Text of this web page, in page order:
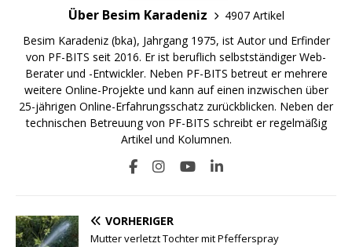
Über Besim Karadeniz
4907 Artikel
Besim Karadeniz (bka), Jahrgang 1975, ist Autor und Erfinder
von PF-BITS seit 2016. Er ist beruflich selbstständiger Web-
Berater und -Entwickler. Neben PF-BITS betreut er mehrere
weitere Online-Projekte und kann auf einen inzwischen über
25-jährigen Online-Erfahrungsschatz zurückblicken. Neben der
technischen Betreuung von PF-BITS schreibt er regelmäßig
Artikel und Kolumnen.
VORHERIGER
Mutter verletzt Tochter mit Pfefferspray